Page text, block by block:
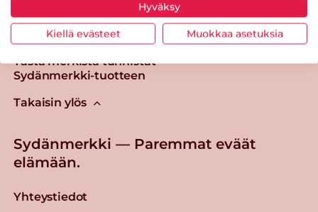
Tästä merkistä tunnistat
Sydänmerkki-tuotteen
Takaisin ylös
Sydänmerkki — Paremmat eväät
elämään.
Yhteystiedot
Hyväksy
Kiellä evästeet Muokkaa asetuksia